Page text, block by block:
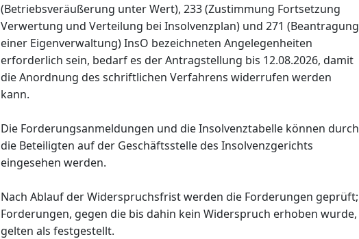
(Betriebsveräußerung unter Wert), 233 (Zustimmung Fortsetzung
Verwertung und Verteilung bei Insolvenzplan) und 271 (Beantragung
einer Eigenverwaltung) InsO bezeichneten Angelegenheiten
erforderlich sein, bedarf es der Antragstellung bis 12.08.2026, damit
die Anordnung des schriftlichen Verfahrens widerrufen werden
kann.
Die Forderungsanmeldungen und die Insolvenztabelle können durch
die Beteiligten auf der Geschäftsstelle des Insolvenzgerichts
eingesehen werden.
Nach Ablauf der Widerspruchsfrist werden die Forderungen geprüft;
Forderungen, gegen die bis dahin kein Widerspruch erhoben wurde,
gelten als festgestellt.